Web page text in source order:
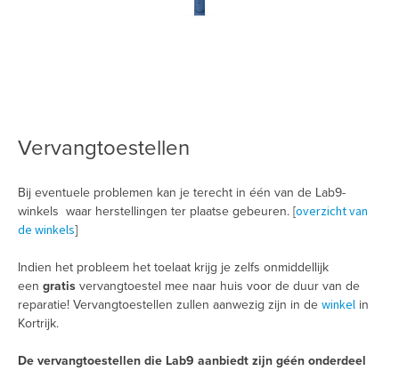
Vervangtoestellen
Bij eventuele problemen kan je terecht in één van de Lab9-
winkels waar herstellingen ter plaatse gebeuren. [overzicht van
de winkels]
Indien het probleem het toelaat krijg je zelfs onmiddellijk
een gratis vervangtoestel mee naar huis voor de duur van de
reparatie! Vervangtoestellen zullen aanwezig zijn in de winkel in
Kortrijk.
De vervangtoestellen die Lab9 aanbiedt zijn géén onderdeel